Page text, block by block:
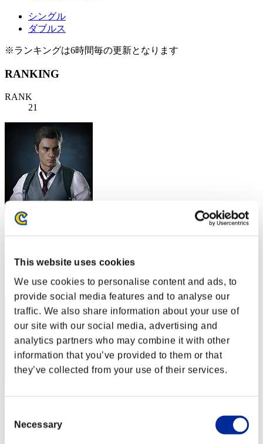
This website uses cookies
We use cookies to personalise content and ads, to
provide social media features and to analyse our
traffic. We also share information about your use of
our site with our social media, advertising and
analytics partners who may combine it with other
information that you’ve provided to them or that
they’ve collected from your use of their services.
Selection
Necessary
シングル
ダブルス
※ランキングは6時間毎の更新となります
RANKING
RANK
21
Maddox
RANK
21
GREYMON
スコア:Lv:1/02'43"01